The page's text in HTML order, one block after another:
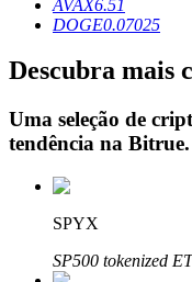
Obtenha lucro a
AVAX6.51
DOGE0.07025
Descubra mais
Uma seleção de
tendência na Bitrue.
SPYX
SP500 tokenized